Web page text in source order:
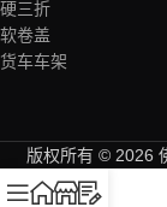
硬三折
软卷盖
货车车架
版权所有 © 2026